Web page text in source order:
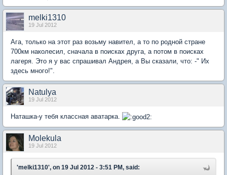
melki1310
19 Jul 2012
Ага, только на этот раз возьму навител, а то по родной стране
700км наколесил, сначала в поисках друга, а потом в поисках
лагеря. Это я у вас спрашивал Андрея, а Вы сказали, что: -" Их
здесь много!".
Natulya
19 Jul 2012
Наташка-у тебя классная аватарка.
Molekula
19 Jul 2012
'melki1310', on 19 Jul 2012 - 3:51 PM, said: